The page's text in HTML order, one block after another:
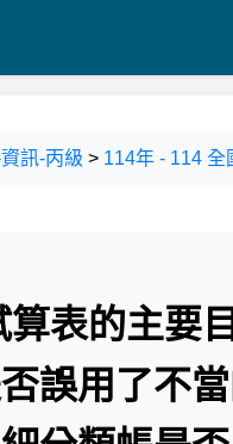
訊-丙級 > 114年 - 114
算表的主要
誤用了不